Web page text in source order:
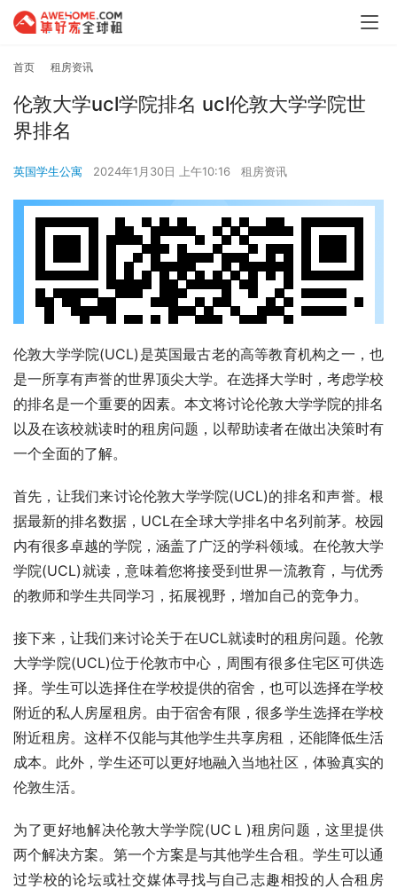
首页 租房资讯
伦敦大学ucl学院排名 ucl伦敦大学学院世
界排名
英国学生公寓 2024年1月30日 上午10:16 租房资讯
伦敦大学学院(UCL)是英国最古老的高等教育机构之一，也
是一所享有声誉的世界顶尖大学。在选择大学时，考虑学校
的排名是一个重要的因素。本文将讨论伦敦大学学院的排名
以及在该校就读时的租房问题，以帮助读者在做出决策时有
一个全面的了解。
首先，让我们来讨论伦敦大学学院(UCL)的排名和声誉。根
据最新的排名数据，UCL在全球大学排名中名列前茅。校园
内有很多卓越的学院，涵盖了广泛的学科领域。在伦敦大学
学院(UCL)就读，意味着您将接受到世界一流教育，与优秀
的教师和学生共同学习，拓展视野，增加自己的竞争力。
接下来，让我们来讨论关于在UCL就读时的租房问题。伦敦
大学学院(UCL)位于伦敦市中心，周围有很多住宅区可供选
择。学生可以选择住在学校提供的宿舍，也可以选择在学校
附近的私人房屋租房。由于宿舍有限，很多学生选择在学校
附近租房。这样不仅能与其他学生共享房租，还能降低生活
成本。此外，学生还可以更好地融入当地社区，体验真实的
伦敦生活。
为了更好地解决伦敦大学学院(UCＬ)租房问题，这里提供
两个解决方案。第一个方案是与其他学生合租。学生可以通
过学校的论坛或社交媒体寻找与自己志趣相投的人合租房